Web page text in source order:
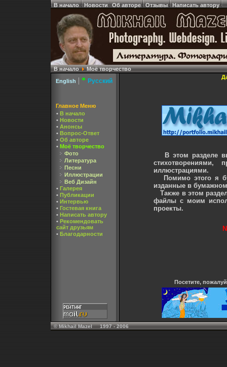
В начало Новости Об авторе Отзывы Написать автору
В начало
Моё творчество
English | * Русский
Главное Меню
• В начало
• Новости
• Анонсы
• Вопрос-Ответ
• Об авторе
• Моё творчество
Фото
Литература
Песни
Иллюстрации
Веб Дизайн
• Галерея
• Публикации
• Интервью
• Гостевая книга
• Написать автору
• Рекомендовать
сайт друзьям
• Благодарности
В этом разделе
стихотворениями,
иллюстрациями.
Помимо этого я
изданные в
Также в этом
файлы с моим
проекты.
Посетите,
© Mikhail Mazel 1997 - 2006